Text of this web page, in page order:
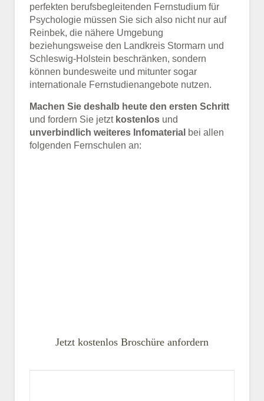
perfekten berufsbegleitenden Fernstudium für
Psychologie müssen Sie sich also nicht nur auf
Reinbek, die nähere Umgebung
beziehungsweise den Landkreis Stormarn und
Schleswig-Holstein beschränken, sondern
können bundesweite und mitunter sogar
internationale Fernstudienangebote nutzen.
Machen Sie deshalb heute den ersten Schritt
und fordern Sie jetzt kostenlos und
unverbindlich weiteres Infomaterial bei allen
folgenden Fernschulen an:
Jetzt kostenlos Broschüre anfordern